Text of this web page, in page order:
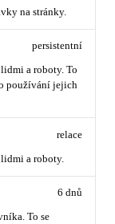
na stránky.
a roboty. To
používání jejich
persistentní
a roboty.
relace
To se
6 dnů